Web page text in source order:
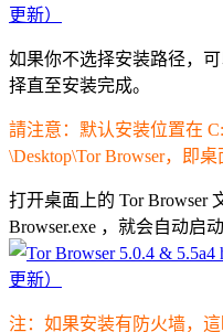
如果你不选择安装路径，
择直至安装完成。
請注意：默认安装位置在
\Desktop\Tor Browser，即
打开桌面上的 Tor Browser
Browser.exe ，就会自动启
注：如果安装有防火墙，這